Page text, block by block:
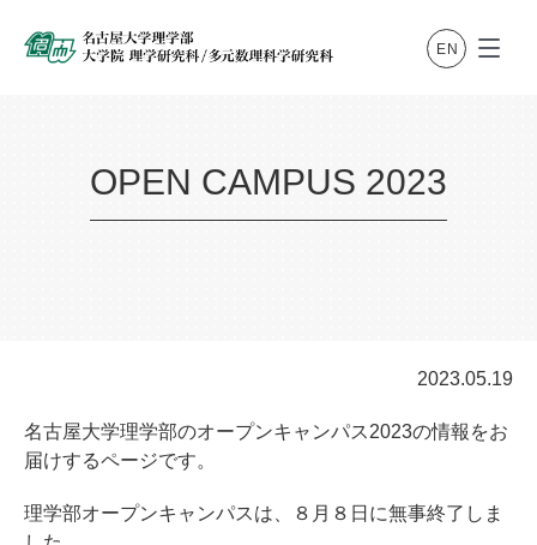
OPEN CAMPUS 2023
2023.05.19
名古屋大学理学部のオープンキャンパス2023の情報をお
届けするページです。
理学部オープンキャンパスは、８月８日に無事終了しま